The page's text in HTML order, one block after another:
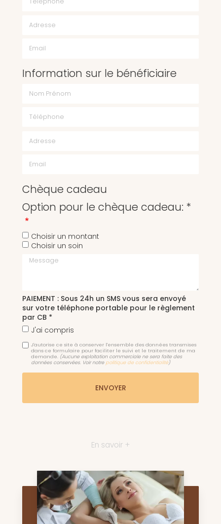
Information sur le bénéficiaire
Chèque cadeau
Option pour le chèque cadeau: *
Choisir un montant
Choisir un soin
Message
PAIEMENT : Sous 24h un SMS vous sera envoyé
sur votre téléphone portable pour le règlement
par CB *
J'ai compris
J'autorise ce site à conserver l'ensemble des données transmises
dans ce formulaire pour faciliter le suivi et le traitement de ma
demande. (Aucune exploitation commerciale ne sera faite des
données conservées. Voir notre politique de confidentialité)
En savoir +